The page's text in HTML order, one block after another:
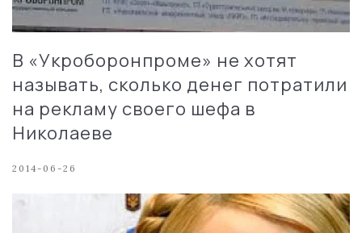
В «Укроборонпроме» не хотят
называть, сколько денег потратили
на рекламу своего шефа в
Николаеве
2014-06-26